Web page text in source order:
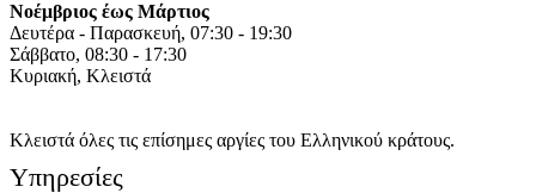
Νοέμβριος έως Μάρτιος
Δευτέρα - Παρασκευή, 07:30 - 19:30
Σάββατο, 08:30 - 17:30
Κυριακή, Κλειστά
Κλειστά όλες τις επίσημες αργίες του Ελληνικού κράτους.
Yπηρεσίες